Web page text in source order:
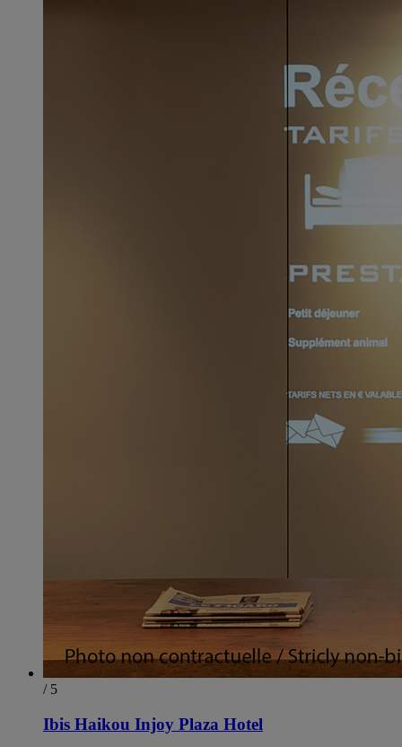
/ 5
Ibis Haikou Injoy Plaza Hotel